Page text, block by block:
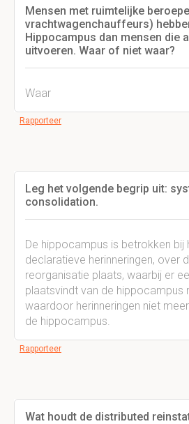
Mensen met ruimtelijke
vrachtwagenchauffeurs)
Hippocampus dan mensen die
uitvoeren. Waar of niet waar?
Waar
Rapporteer
Leg het volgende begrip uit:
consolidation.
De hippocampus is betrokken bij
declaratieve herinneringen, over
reorganisatie plaats, waarbij er
plaatsvindt van de hippocampus
waardoor herinneringen niet
de hippocampus.
Rapporteer
Wat houdt de distributed